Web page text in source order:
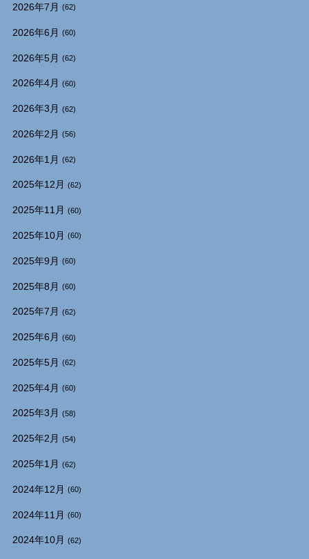
2026年7月 (62)
2026年6月 (60)
2026年5月 (62)
2026年4月 (60)
2026年3月 (62)
2026年2月 (56)
2026年1月 (62)
2025年12月 (62)
2025年11月 (60)
2025年10月 (60)
2025年9月 (60)
2025年8月 (60)
2025年7月 (62)
2025年6月 (60)
2025年5月 (62)
2025年4月 (60)
2025年3月 (58)
2025年2月 (54)
2025年1月 (62)
2024年12月 (60)
2024年11月 (60)
2024年10月 (62)